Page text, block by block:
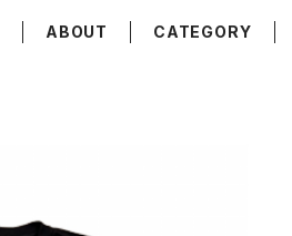
ABOUT CATEGORY